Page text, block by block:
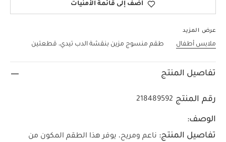
أضف إلى قائمة الأمنيات
عرض المزيد
ملابس أطفال طقم منسوج مزين بنقشة الدب تيدي، قطعتين
تفاصيل المنتج
رقم المنتج 218489592
الوصف:
تفاصيل المنتج: ناعم ومريح، يوفر هذا الطقم المكون من